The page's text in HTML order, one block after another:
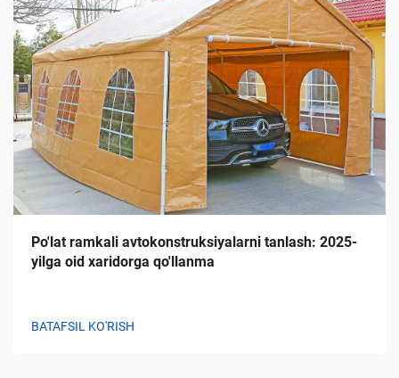
Po'lat ramkali avtokonstruksiyalarni tanlash: 2025-
yilga oid xaridorga qo'llanma
BATAFSIL KO'RISH